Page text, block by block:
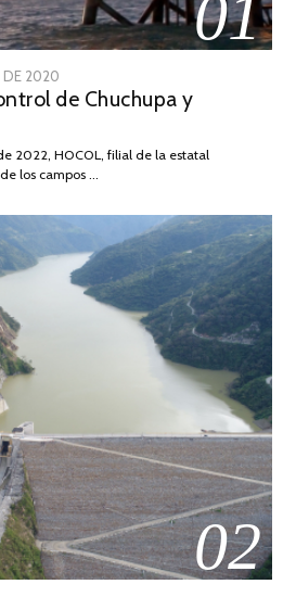
01
DE 2020
DE
2026
de Chuchupa y
2022, HOCOL, filial de la estatal
los campos …
02